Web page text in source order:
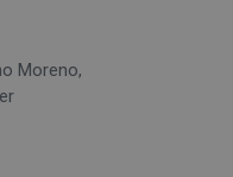
Moreno,